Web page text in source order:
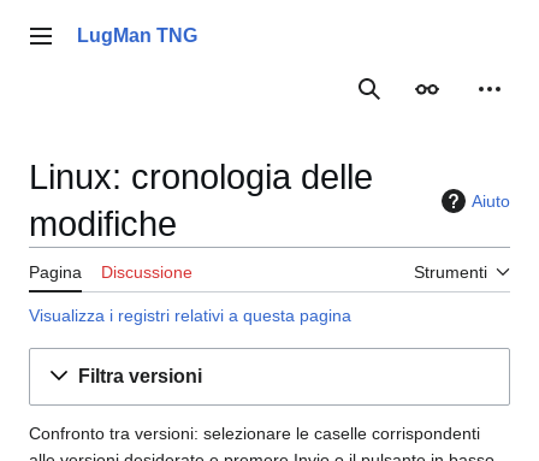
Menu principale
LugMan TNG
RicercaAspetto
Linux: cronologia delle
modifiche
Aiuto
Pagina Discussione Strumenti
Visualizza i registri relativi a questa pagina
Filtra versioni
Confronto tra versioni: selezionare le caselle corrispondenti